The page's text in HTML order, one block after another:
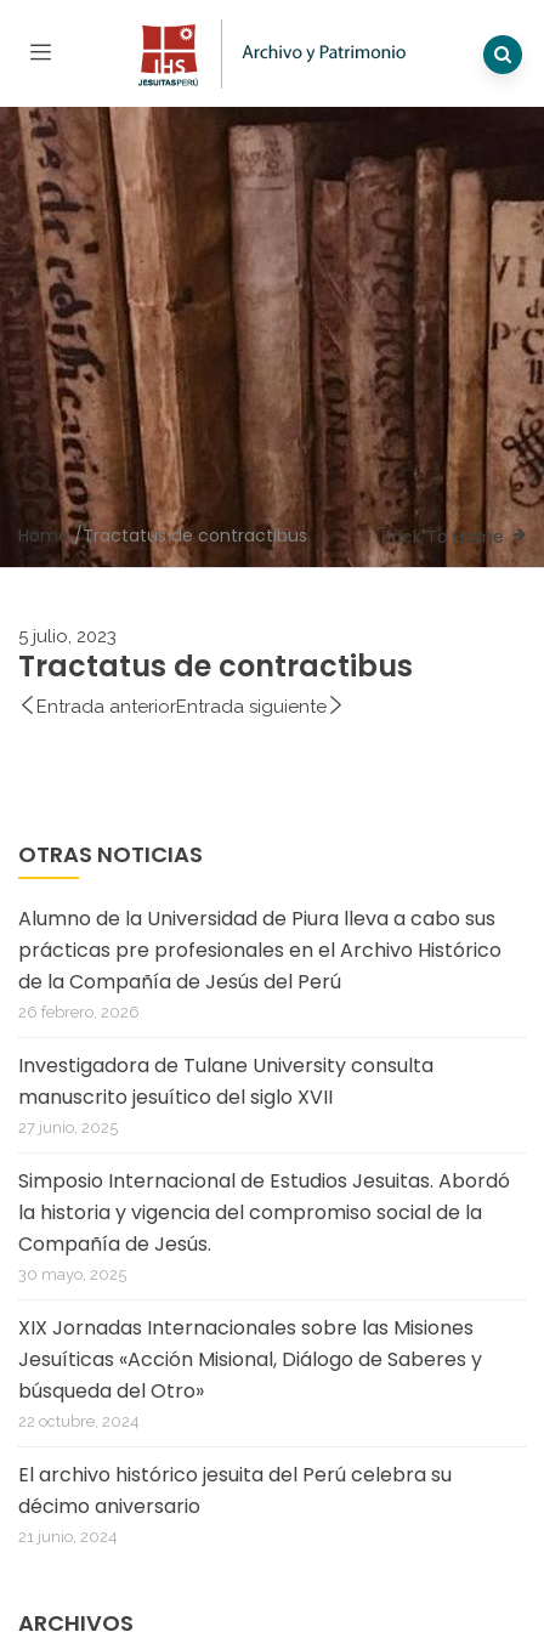
Home/Tractatus de contractibus Back To Home
5 julio, 2023
Tractatus de contractibus
Entrada anteriorEntrada siguiente
OTRAS NOTICIAS
Alumno de la Universidad de Piura lleva a cabo sus
prácticas pre profesionales en el Archivo Histórico
de la Compañía de Jesús del Perú
26 febrero, 2026
Investigadora de Tulane University consulta
manuscrito jesuítico del siglo XVII
27 junio, 2025
Simposio Internacional de Estudios Jesuitas. Abordó
la historia y vigencia del compromiso social de la
Compañía de Jesús.
30 mayo, 2025
XIX Jornadas Internacionales sobre las Misiones
Jesuíticas «Acción Misional, Diálogo de Saberes y
búsqueda del Otro»
22 octubre, 2024
El archivo histórico jesuita del Perú celebra su
décimo aniversario
21 junio, 2024
ARCHIVOS